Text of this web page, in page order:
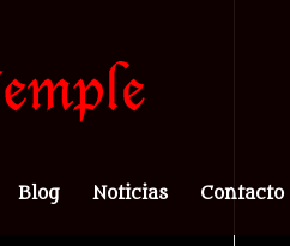
Blog Noticias Contacto